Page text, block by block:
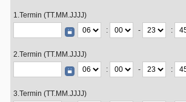
1.Termin (TT.MM.JJJJ)
:
- :
2.Termin (TT.MM.JJJJ)
:
- :
3.Termin (TT.MM.JJJJ)